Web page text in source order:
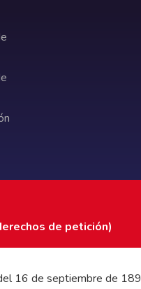
de petición)
16 de septiembre de